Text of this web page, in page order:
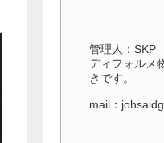
管理人：SKP
ディフォルメ
きです。
mail：